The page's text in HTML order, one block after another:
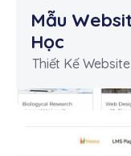
Mẫu
Học
Thiết Kế Website